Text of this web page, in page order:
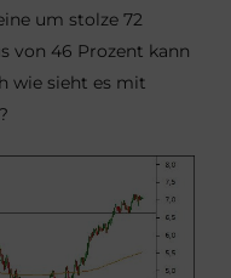
um stolze 72
von 46 Prozent kann
wie sieht es mit